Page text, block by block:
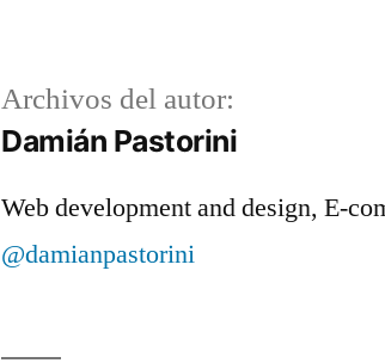
Archivos del autor:
Damián Pastorini
Web development and design, E-
@damianpastorini